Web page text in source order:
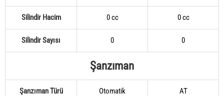
Silindir Hacim 0 cc 0 cc
Silindir Sayısı 0 0
Şanzıman
Şanzıman Türü Otomatik AT